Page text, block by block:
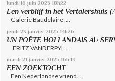
lundi 16 juin 2025 18h22
Een verblijf in het Vertalershuis
Galerie Baudelaire ,...
jeudi 23 janvier 2025 14h26
UN POËTE HOLLANDAIS AU
FRITZ VANDERPYL...
mardi 21 janvier 2025 16h49
EEN ZOEKTOCHT
Een Nederlandse vriend...